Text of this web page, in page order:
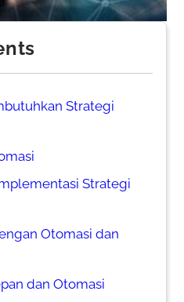
Strategi
Strategi
Otomasi dan
dan Otomasi